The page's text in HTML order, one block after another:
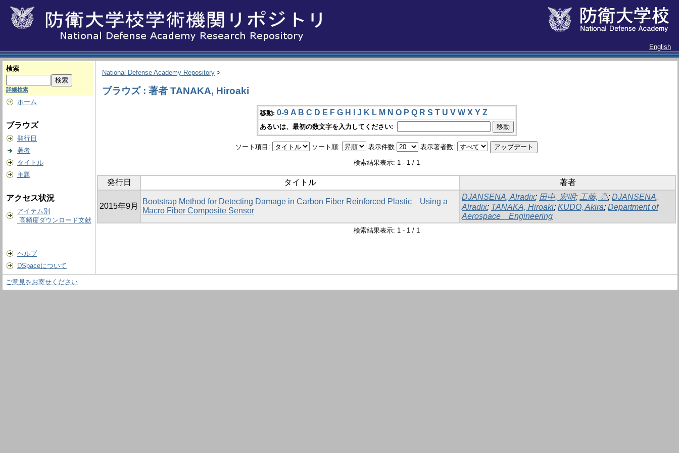
English
検索
詳細検索
ホーム
ブラウズ
発行日
著者
タイトル
主題
アクセス状況
アイテム別
高頻度ダウンロード文献
ヘルプ
DSpaceについて
National Defense Academy Repository >
ブラウズ : 著者 TANAKA, Hiroaki
移動: 0-9 A B C D E F G H J K L M N O P Q R S T U V W X Y Z
あるいは、最初の数文字を入力してください:
ソート項目: ソート順: 表示件数 表示著者数:
検索結果表示: 1 - 1 / 1
発行日 タイトル 著者
2015年9月
Bootstrap Method for Detecting Damage in Carbon Fiber Reinforced Plastic Using a
Macro Fiber Composite Sensor
DJANSENA, Alradix; 田中, 宏明; 工藤, 亮; DJANSENA,
Alradix; TANAKA, Hiroaki; KUDO, Akira; Department of
Aerospace Engineering
検索結果表示: 1 - 1 / 1
ご意見をお寄せください